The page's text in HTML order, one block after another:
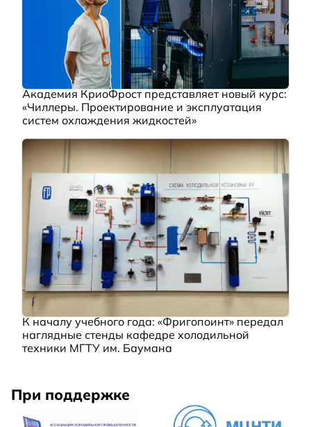
Академия КриоФрост представляет новый курс:
«Чиллеры. Проектирование и эксплуатация
систем охлаждения жидкостей»
К началу учебного года: «Фригопоинт» передал
наглядные стенды кафедре холодильной
техники МГТУ им. Баумана
При поддержке